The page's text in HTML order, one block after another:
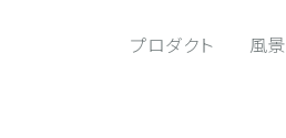
プロダクト 風景